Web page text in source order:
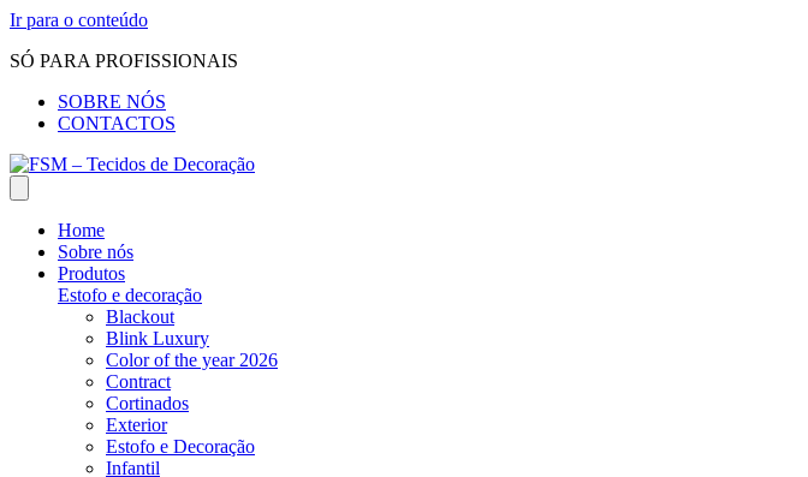
Ir para o conteúdo
SÓ PARA PROFISSIONAIS
SOBRE NÓS
CONTACTOS
Home
Sobre nós
Produtos
Estofo e decoração
Blackout
Blink Luxury
Color of the year 2026
Contract
Cortinados
Exterior
Estofo e Decoração
Infantil